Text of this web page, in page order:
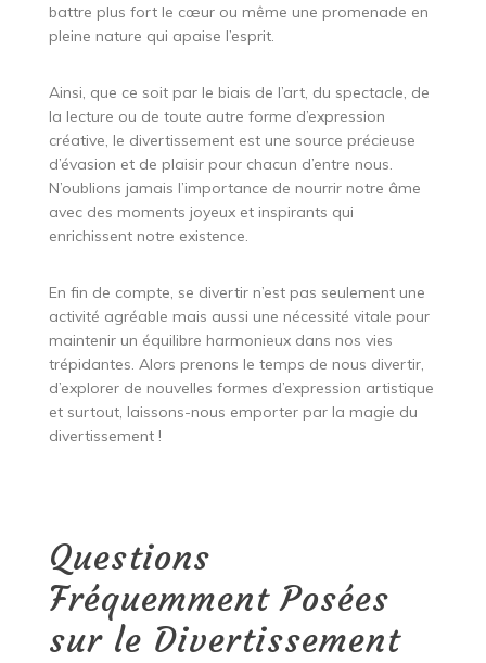
battre plus fort le cœur ou même une promenade en
pleine nature qui apaise l’esprit.
Ainsi, que ce soit par le biais de l’art, du spectacle, de
la lecture ou de toute autre forme d’expression
créative, le divertissement est une source précieuse
d’évasion et de plaisir pour chacun d’entre nous.
N’oublions jamais l’importance de nourrir notre âme
avec des moments joyeux et inspirants qui
enrichissent notre existence.
En fin de compte, se divertir n’est pas seulement une
activité agréable mais aussi une nécessité vitale pour
maintenir un équilibre harmonieux dans nos vies
trépidantes. Alors prenons le temps de nous divertir,
d’explorer de nouvelles formes d’expression artistique
et surtout, laissons-nous emporter par la magie du
divertissement !
Questions
Fréquemment Posées
sur le Divertissement